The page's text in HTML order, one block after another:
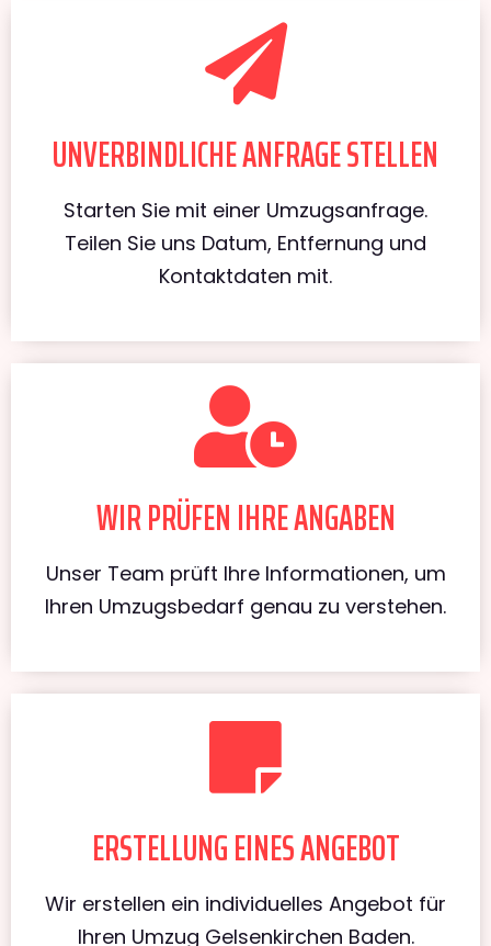
UNVERBINDLICHE ANFRAGE STELLEN
Starten Sie mit einer Umzugsanfrage.
Teilen Sie uns Datum, Entfernung und
Kontaktdaten mit.
WIR PRÜFEN IHRE ANGABEN
Unser Team prüft Ihre Informationen, um
Ihren Umzugsbedarf genau zu verstehen.
ERSTELLUNG EINES ANGEBOT
Wir erstellen ein individuelles Angebot für
Ihren Umzug Gelsenkirchen Baden.